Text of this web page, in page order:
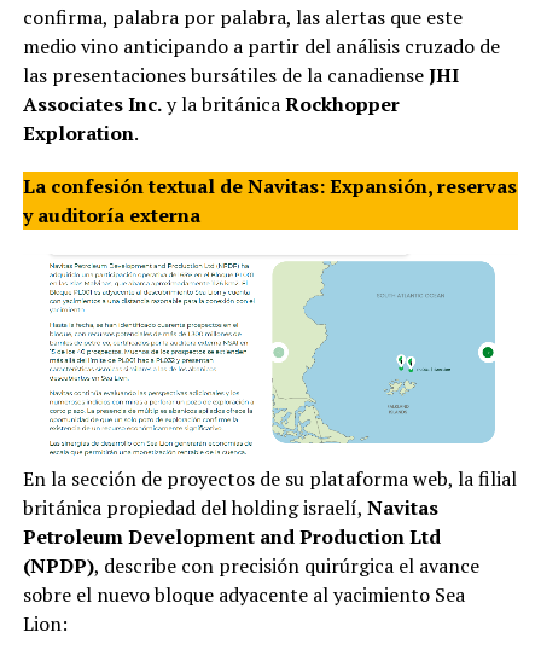
confirma, palabra por palabra, las alertas que este
medio vino anticipando a partir del análisis cruzado de
las presentaciones bursátiles de la canadienseJHI
Associates Inc.y la británicaRockhopper
Exploration.
La confesión textual de Navitas: Expansión, reservas
y auditoría externa
En la sección de proyectos de su plataforma web, la filial
británica propiedad del holding israelí, Navitas
Petroleum Development and Production Ltd
(NPDP), describe con precisión quirúrgica el avance
sobre el nuevo bloque adyacente al yacimiento Sea
Lion: